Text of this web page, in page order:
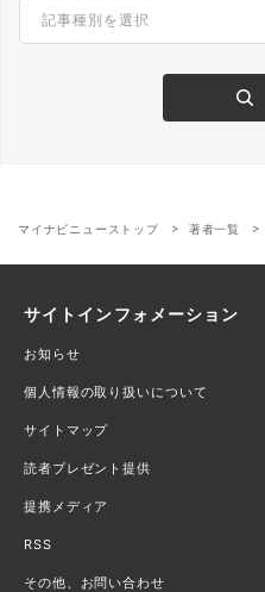
マイナビニューストップ 著者一覧
サイトインフォメーション
お知らせ
個人情報の取り扱いについて
サイトマップ
読者プレゼント提供
提携メディア
RSS
その他、お問い合わせ